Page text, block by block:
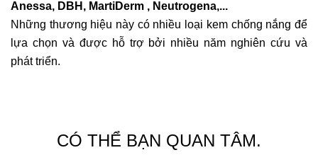
Anessa, DBH , MartiDerm , Neutrogena,...
Những thương hiệu này có nhiều loại kem chống nắng để
lựa chọn và được hỗ trợ bởi nhiều năm nghiên cứu và
phát triển.
CÓ THỂ BẠN QUAN TÂM.